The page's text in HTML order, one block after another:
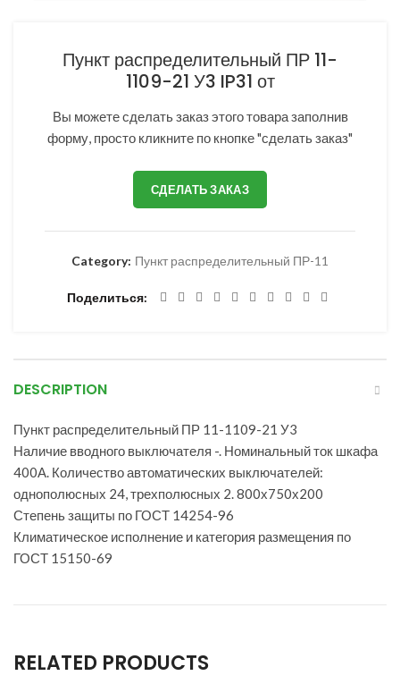
Пункт распределительный ПР 11-
1109-21 У3 IP31 от
Вы можете сделать заказ этого товара заполнив
форму, просто кликните по кнопке "сделать заказ"
СДЕЛАТЬ ЗАКАЗ
Category: Пункт распределительный ПР-11
Поделиться
DESCRIPTION
Пункт распределительный ПР 11-1109-21 У3
Наличие вводного выключателя -. Номинальный ток шкафа
400А. Количество автоматических выключателей:
однополюсных 24, трехполюcных 2. 800х750х200
Степень защиты по ГОСТ 14254-96
Климатическое исполнение и категория размещения по
ГОСТ 15150-69
RELATED PRODUCTS